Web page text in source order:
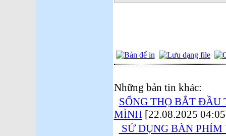
Những bản tin khác:
SỐNG THỌ BẮT ĐẦU
MÌNH[22.08.2025
SỬ DỤNG BÀN